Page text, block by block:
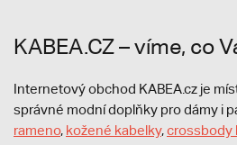
KABEA.CZ – víme, co
Internetový obchod KABEA.cz je
správné modní doplňky pro dámy i
rameno, kožené kabelky,crossbody